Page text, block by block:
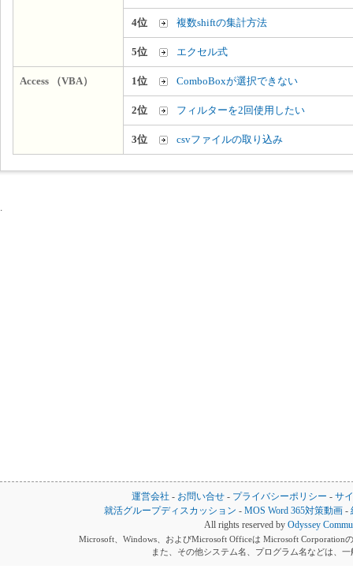
4位 複数shiftの集計方法
5位 エクセル式
Access （VBA） 1位 ComboBoxが選択できない
2位 フィルターを2回使用したい
3位 csvファイルの取り込み
運営会社 - お問い合せ - プライバシーポリシー - サ
就活グループディスカッション -MOS Word 365対策動画 -
All rights reserved by Odyssey
Microsoft、Windows、およびMicrosoft Officeは Microsoft Corporation
また、その他システム名、プログラム名などは、